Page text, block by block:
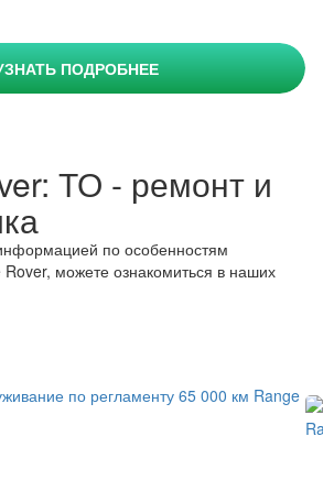
ПОДРОБНЕЕ
по особенностям
Rover, можете ознакомиться в наших